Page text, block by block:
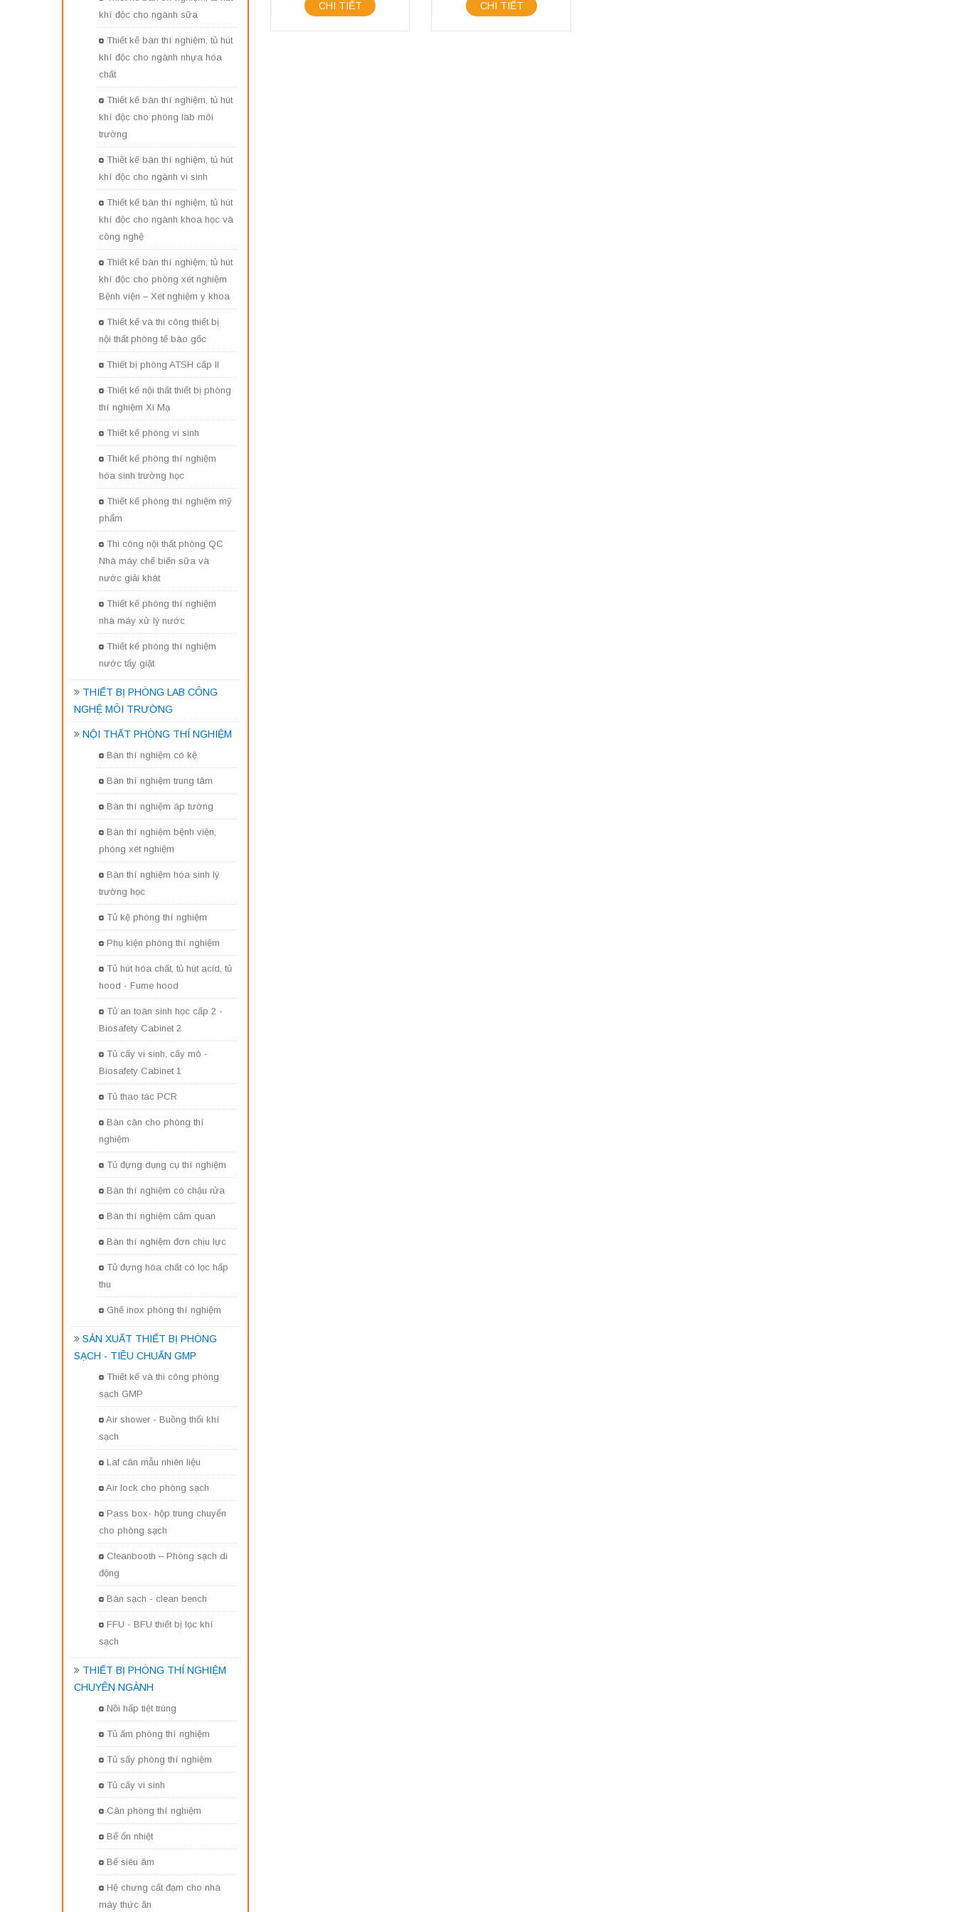
khí độc cho ngành sữa
Thiết kế bàn thí nghiệm, tủ hút
khí độc cho ngành nhựa hóa
chất
Thiết kế bàn thí nghiệm, tủ hút
khí độc cho phòng lab môi
trường
Thiết kế bàn thí nghiệm, tủ hút
khí độc cho ngành vi sinh
Thiết kế bàn thí nghiệm, tủ hút
khí độc cho ngành khoa học và
công nghệ
Thiết kế bàn thí nghiệm, tủ hút
khí độc cho phòng xét nghiệm
Bệnh viện – Xét nghiệm y khoa
Thiết kế và thi công thiết bị
nội thất phòng tế bào gốc
Thiết bị phòng ATSH cấp II
Thiết kế nội thất thiết bị phòng
thí nghiệm Xi Mạ
Thiết kế phòng vi sinh
Thiết kế phòng thí nghiệm
hóa sinh trường học
Thiết kế phòng thí nghiệm mỹ
phẩm
Thi công nội thất phòng QC
Nhà máy chế biến sữa và
nước giải khát
Thiết kế phòng thí nghiệm
nhà máy xử lý nước
Thiết kế phòng thí nghiệm
nước tẩy giặt
THIẾT BỊ PHÒNG LAB CÔNG
NGHỆ MÔI TRƯỜNG
NỘI THẤT PHÒNG THÍ NGHIỆM
Bàn thí nghiệm có kệ
Bàn thí nghiệm trung tâm
Bàn thí nghiệm áp tường
Bàn thí nghiệm bệnh viện,
phòng xét nghiệm
Bàn thí nghiệm hóa sinh lý
trường học
Tủ kệ phòng thí nghiệm
Phụ kiện phòng thí nghiệm
Tủ hút hóa chất, tủ hút acid, tủ
hood - Fume hood
Tủ an toàn sinh học cấp 2 -
Biosafety Cabinet 2
Tủ cấy vi sinh, cấy mô -
Biosafety Cabinet 1
Tủ thao tác PCR
Bàn cân cho phòng thí
nghiệm
Tủ đựng dụng cụ thí nghiệm
Bàn thí nghiệm có chậu rửa
Bàn thí nghiệm cảm quan
Bàn thí nghiệm đơn chịu lực
Tủ đựng hóa chất có lọc hấp
thu
Ghế inox phòng thí nghiệm
SẢN XUẤT THIẾT BỊ PHÒNG
SẠCH - TIÊU CHUẨN GMP
Thiết kế và thi công phòng
sạch GMP
Air shower - Buồng thổi khí
sạch
Laf cân mẫu nhiên liệu
Air lock cho phòng sạch
Pass box- hộp trung chuyển
cho phòng sạch
Cleanbooth – Phòng sạch di
động
Bàn sạch - clean bench
FFU - BFU thiết bị lọc khí
sạch
THIẾT BỊ PHÒNG THÍ NGHIỆM
CHUYÊN NGÀNH
Nồi hấp tiệt trùng
Tủ ấm phòng thí nghiệm
Tủ sấy phòng thí nghiệm
Tủ cấy vi sinh
Cân phòng thí nghiệm
Bể ổn nhiệt
Bể siêu âm
Hệ chưng cất đạm cho nhà
máy thức ăn
CHI TIẾT CHI TIẾT